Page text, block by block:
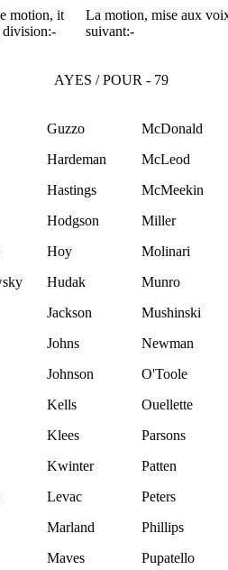
motion, it
division:-
La motion, mise aux
suivant:-
AYES / POUR - 79
Guzzo
Hardeman
Hastings
Hodgson
Hoy
Hudak
Jackson
Johns
Johnson
Kells
Klees
Kwinter
Levac
Marland
Maves
McDonald
McLeod
McMeekin
Miller
Molinari
Munro
Mushinski
Newman
O'Toole
Ouellette
Parsons
Patten
Peters
Phillips
Pupatello